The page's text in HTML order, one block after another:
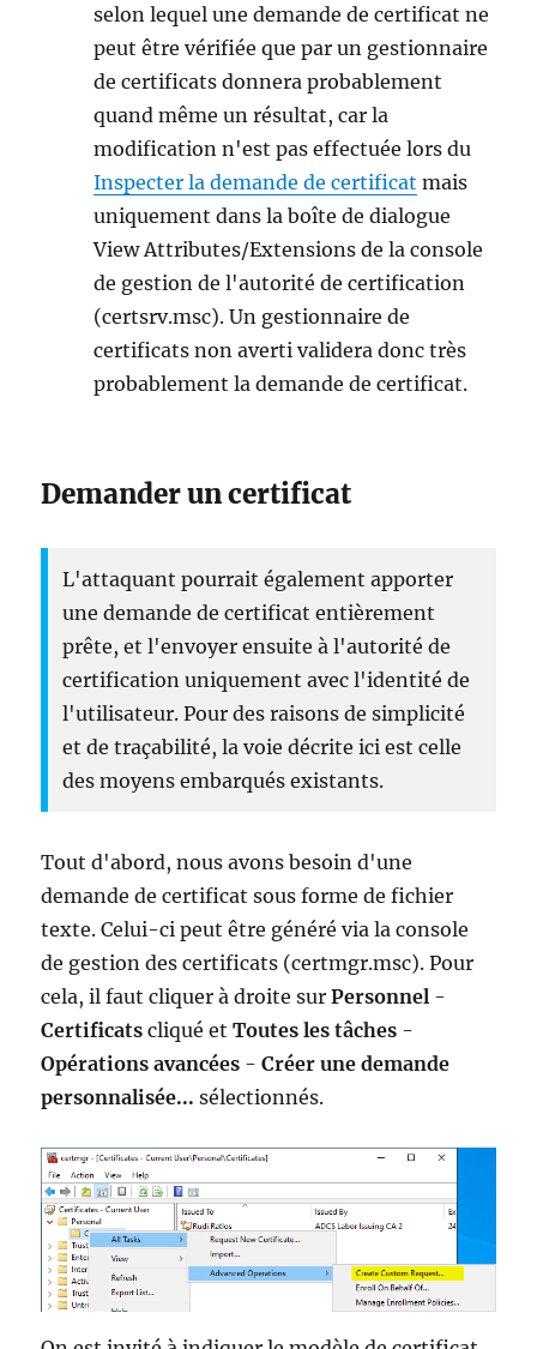
selon lequel une demande de certificat ne
peut être vérifiée que par un gestionnaire
de certificats donnera probablement
quand même un résultat, car la
modification n'est pas effectuée lors du
Inspecter la demande de certificat mais
uniquement dans la boîte de dialogue
View Attributes/Extensions de la console
de gestion de l'autorité de certification
(certsrv.msc). Un gestionnaire de
certificats non averti validera donc très
probablement la demande de certificat.
Demander un certificat
L'attaquant pourrait également apporter
une demande de certificat entièrement
prête, et l'envoyer ensuite à l'autorité de
certification uniquement avec l'identité de
l'utilisateur. Pour des raisons de simplicité
et de traçabilité, la voie décrite ici est celle
des moyens embarqués existants.
Tout d'abord, nous avons besoin d'une
demande de certificat sous forme de fichier
texte. Celui-ci peut être généré via la console
de gestion des certificats (certmgr.msc). Pour
cela, il faut cliquer à droite surPersonnel -
Certificatscliqué etToutes les tâches -
Opérations avancées -Créer une demande
personnalisée... sélectionnés.